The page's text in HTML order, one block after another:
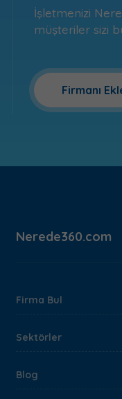
İşletmenizi
müşteriler sizi
Firmanı
Nerede360.com
Firma Bul
Sektörler
Blog